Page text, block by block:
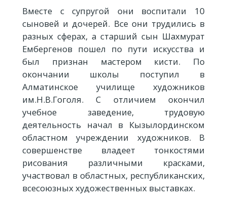
Вместе с супругой они воспитали 10
сыновей и дочерей. Все они трудились в
разных сферах, а старший сын Шахмурат
Ембергенов пошел по пути искусства и
был признан мастером кисти. По
окончании школы поступил в
Алматинское училище художников
им.Н.В.Гоголя. С отличием окончил
учебное заведение, трудовую
деятельность начал в Кызылординском
областном учреждении художников. В
совершенстве владеет тонкостями
рисования различными красками,
участвовал в областных, республиканских,
всесоюзных художественных выставках.